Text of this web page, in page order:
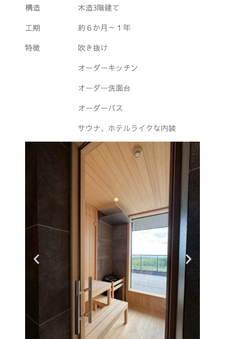
構造 木造3階建て
工期 約６か月～１年
特徴 吹き抜け
オーダーキッチン
オーダー洗面台
オーダーバス
サウナ、ホテルライクな内装